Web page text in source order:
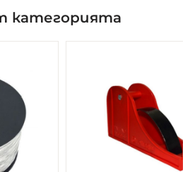
категорията